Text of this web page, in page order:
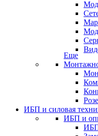
Еще
ИБП и силовая
ИБП и